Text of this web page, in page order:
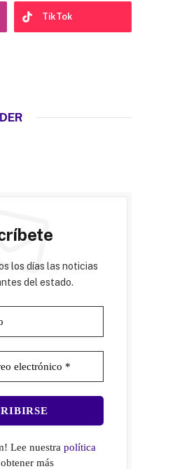
TikTok
los días las noticias
del estado.
Lee nuestrapolítica
más